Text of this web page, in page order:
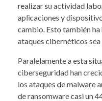
realizar su actividad
aplicaciones y
cambio. Esto también
ataques cibernéticos sea
Paralelamente a esta
ciberseguridad han
los ataques de malware
de ransomware casi un